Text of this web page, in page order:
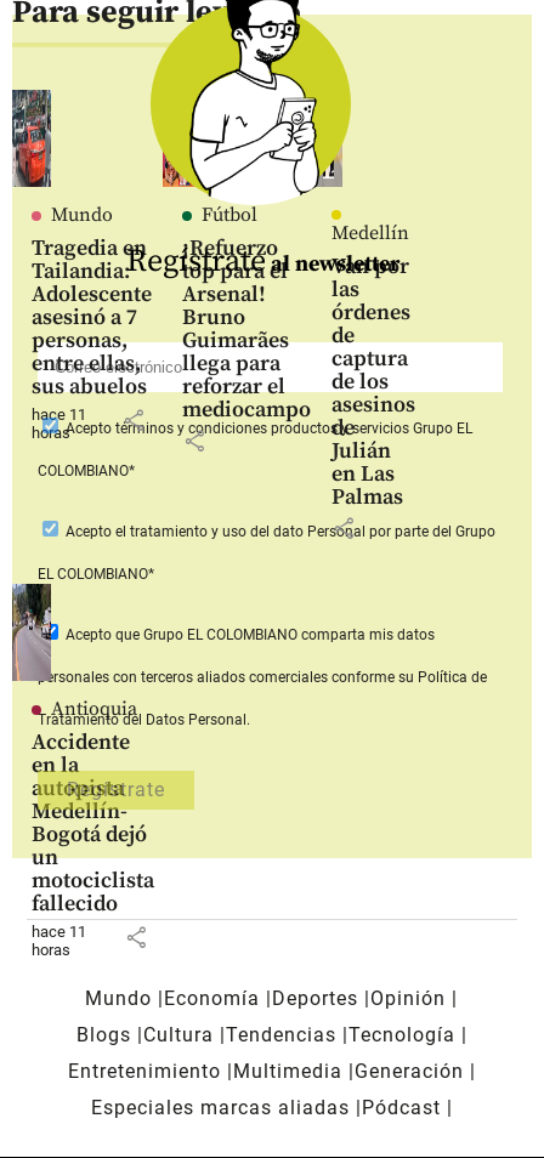
Para seguir leyendo
Mundo
Tragedia en
Tailandia:
Adolescente
asesinó a 7
personas,
entre ellas,
sus abuelos
hace 11
horas
share
Fútbol
¡Refuerzo
top para el
Arsenal!
Bruno
Guimarães
llega para
reforzar el
mediocampo
share
Medellín
Van por
las
órdenes
de
captura
de los
asesinos
de
Julián
en Las
Palmas
share
Antioquia
Accidente
en la
autopista
Medellín-
Bogotá dejó
un
motociclista
fallecido
hace 11
horas
share
Regístrateal newsletter
Aceptotérminos y condiciones productos y serviciosGrupo EL
COLOMBIANO*
Acepto el tratamiento y uso del dato Personal por parte del Grupo
EL COLOMBIANO*
Acepto que Grupo EL COLOMBIANOcomparta mis datos
personales con terceros aliados comerciales conforme su Política de
Tratamiento del Datos Personal.
Mundo Economía Deportes
Opinión
Blogs
Cultura Tendencias Tecnología
Entretenimiento
Multimedia
Generación
Especiales marcas aliadas
Pódcast